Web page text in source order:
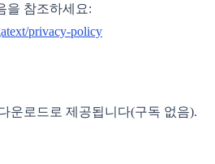
을 참조하세요:
privacy-policy
운로드로 제공됩니다(구독 없음).